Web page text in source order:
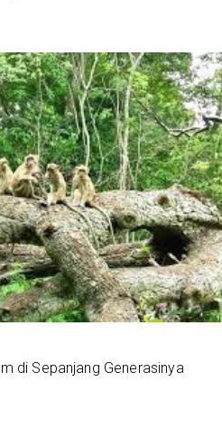
di Sepanjang Generasinya